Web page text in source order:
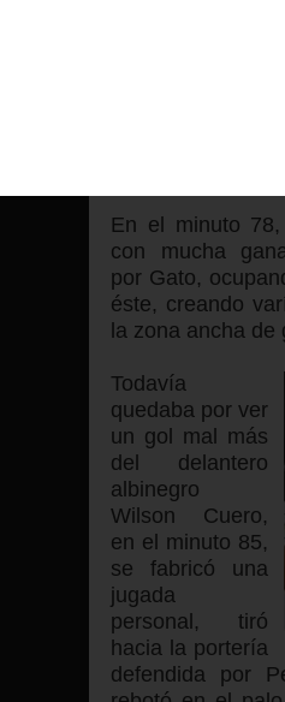
entrada le dio
más fuerza en
haciendo un
presionando,
visitantes, no
con facilidad el
En el minuto
con mucha
por Gato,
éste, creando
la zona ancha de
Todavía
quedaba por ver
un gol mal más
del delantero
albinegro
Wilson Cuero,
en el minuto 85,
se fabricó una
jugada
personal, tiró
hacia la portería
defendida por